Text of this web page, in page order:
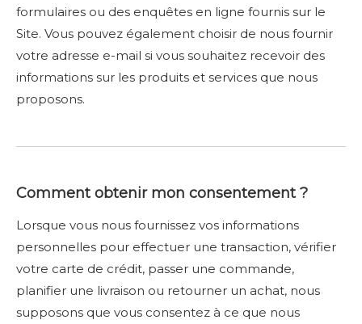
formulaires ou des enquêtes en ligne fournis sur le
Site. Vous pouvez également choisir de nous fournir
votre adresse e-mail si vous souhaitez recevoir des
informations sur les produits et services que nous
proposons.
Comment obtenir mon consentement ?
Lorsque vous nous fournissez vos informations
personnelles pour effectuer une transaction, vérifier
votre carte de crédit, passer une commande,
planifier une livraison ou retourner un achat, nous
supposons que vous consentez à ce que nous